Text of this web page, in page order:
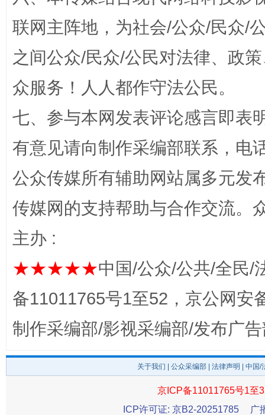
“蜀中异人”王建安的艺术幻境
完善运行机制助力责任有效落实 一纸欠
东山县通报“牛蛙产品抗生素超标问题” 法
联网主阵地，为社会/公众/民众/
之间公众/民众/公民对法律、政
众服务！人人都作守法公民。
七、参与本网发表评论感言即表
有意见请向制作采编部联系，电
公众传媒所有辅助网站属多元发
传媒网的支持帮助与合作交流。
主办 :
★★★★★中国/公众/公共/全民/
备11011765号1至52，京公网安
制作采编部/影视采编部/发布广
关于我们 公众采编部 法律声明 | 中国
京ICP备11011765号1至
ICP许可证: 京B2-20251785
广